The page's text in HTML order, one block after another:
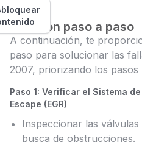
Solución paso a paso
A continuación, te
paso para solucionar las
2007, priorizando los pasos
Paso 1: Verificar el Sistema
Escape (EGR)
Inspeccionar las
busca de obstrucciones.